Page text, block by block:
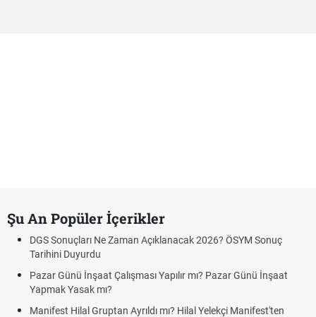
Şu An Popüler İçerikler
DGS Sonuçları Ne Zaman Açıklanacak 2026? ÖSYM Sonuç
Tarihini Duyurdu
Pazar Günü İnşaat Çalışması Yapılır mı? Pazar Günü İnşaat
Yapmak Yasak mı?
Manifest Hilal Gruptan Ayrıldı mı? Hilal Yelekçi Manifest'ten